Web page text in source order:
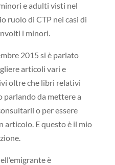
e adulti visti nel
ruolo di CTP nei casi di
i minori.
2015 si è parlato
articoli vari e
oltre che libri relativi
parlando da mettere a
o per essere
articolo. E questo è il mio
è